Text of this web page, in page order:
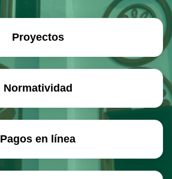
Proyectos
Normatividad
Pagos en línea